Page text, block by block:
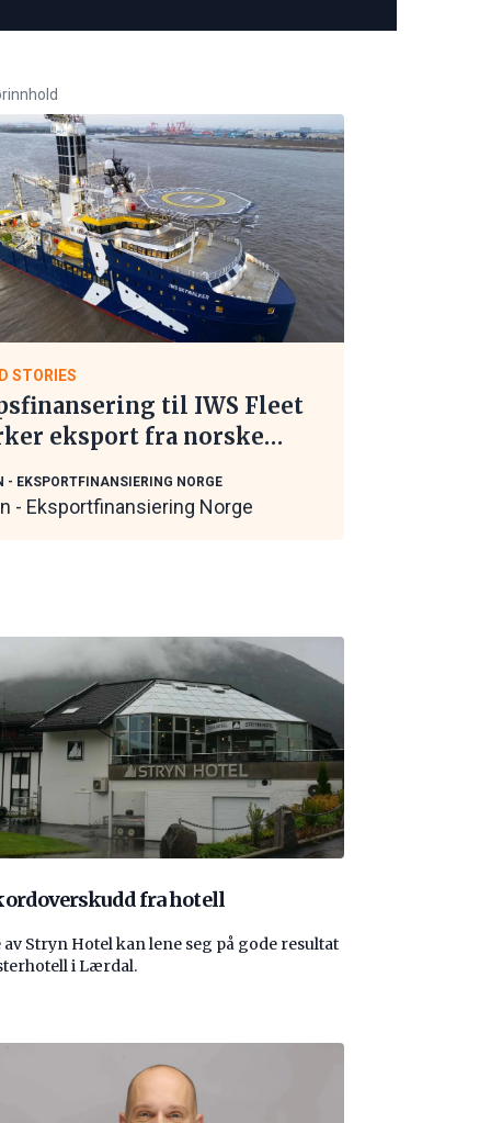
STORIES
til IWS Fleet
eksport fra norske
- EKSPORTFINANSIERING NORGE
- Eksportfinansiering Norge
fra hotell
av Stryn Hotel kan lene seg på gode resultat
i Lærdal.